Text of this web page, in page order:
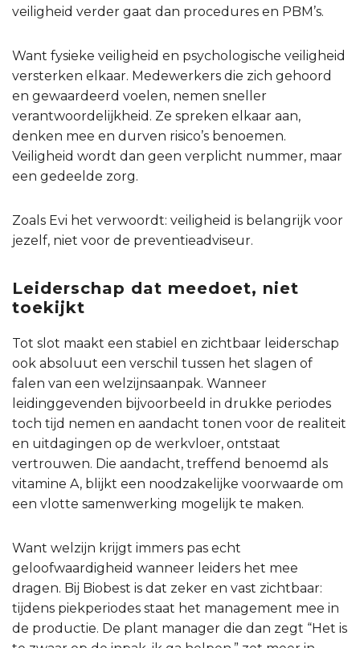
veiligheid verder gaat dan procedures en PBM’s.
Want fysieke veiligheid en psychologische veiligheid
versterken elkaar. Medewerkers die zich gehoord
en gewaardeerd voelen, nemen sneller
verantwoordelijkheid. Ze spreken elkaar aan,
denken mee en durven risico’s benoemen.
Veiligheid wordt dan geen verplicht nummer, maar
een gedeelde zorg.
Zoals Evi het verwoordt: veiligheid is belangrijk voor
jezelf, niet voor de preventieadviseur.
Leiderschap dat meedoet, niet
toekijkt
Tot slot maakt een stabiel en zichtbaar leiderschap
ook absoluut een verschil tussen het slagen of
falen van een welzijnsaanpak. Wanneer
leidinggevenden bijvoorbeeld in drukke periodes
toch tijd nemen en aandacht tonen voor de realiteit
en uitdagingen op de werkvloer, ontstaat
vertrouwen. Die aandacht, treffend benoemd als
vitamine A, blijkt een noodzakelijke voorwaarde om
een vlotte samenwerking mogelijk te maken.
Want welzijn krijgt immers pas echt
geloofwaardigheid wanneer leiders het mee
dragen. Bij Biobest is dat zeker en vast zichtbaar:
tijdens piekperiodes staat het management mee in
de productie. De plant manager die dan zegt “Het is